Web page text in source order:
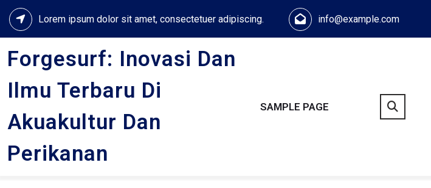
Skip
content
Lorem ipsum dolor sit amet, consectetuer adipiscing. info@example.com
Forgesurf: Inovasi Dan
Ilmu Terbaru Di
Akuakultur Dan
Perikanan
SAMPLE PAGE